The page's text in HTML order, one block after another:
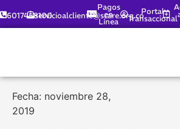
6017448100servicioalcliente@scare.org.co
Pagos
en
Línea
Portal
Transaccional
Fecha: noviembre 28,
2019